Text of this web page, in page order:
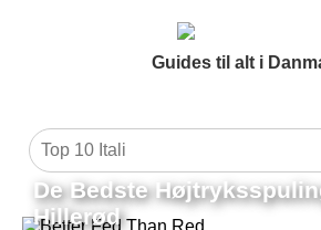
Guides til alt i
De Bedste
Hillerød